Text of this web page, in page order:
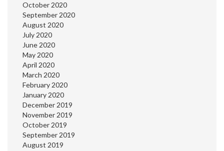
October 2020
September 2020
August 2020
July 2020
June 2020
May 2020
April 2020
March 2020
February 2020
January 2020
December 2019
November 2019
October 2019
September 2019
August 2019